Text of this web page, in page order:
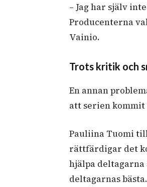
– Jag har själv
Producenterna
Vainio.
Trots kritik och
En annan
att serien
Pauliina Tuomi
rättfärdigar det
hjälpa
deltagarnas